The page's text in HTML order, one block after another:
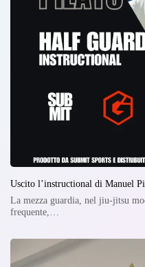
Uscito l’instructional di Manuel
La mezza guardia, nel jiu-jitsu
frequente,…